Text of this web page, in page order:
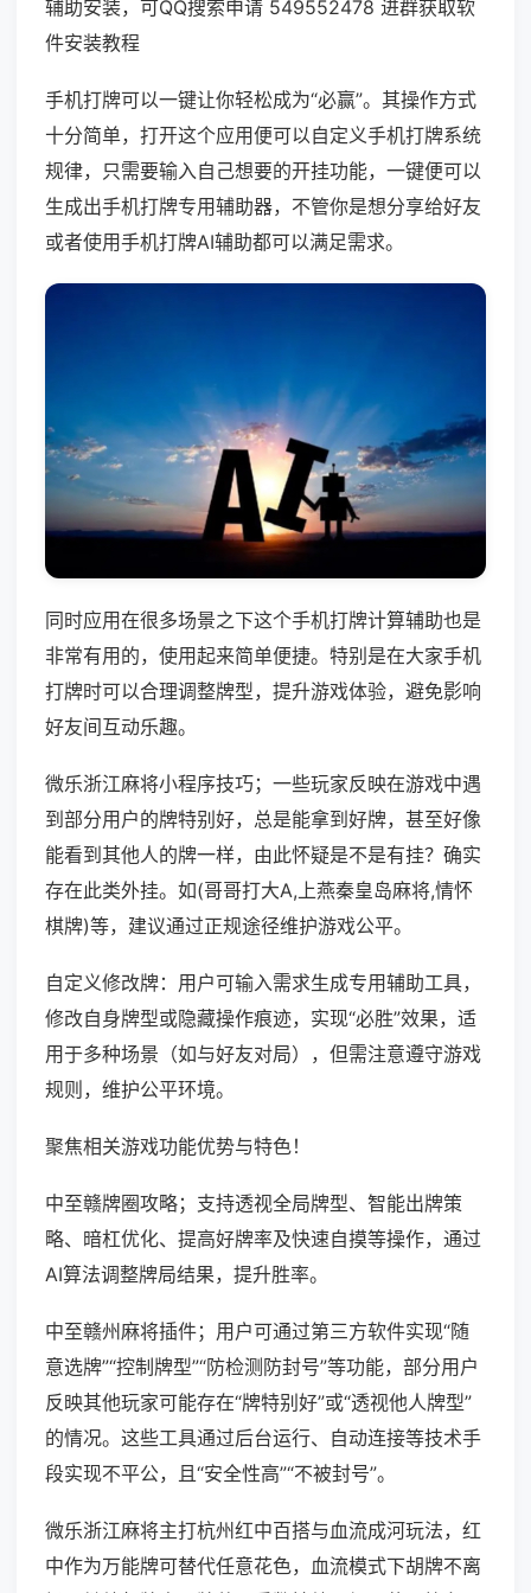
辅助安装，可QQ搜索申请 549552478 进群获取软
件安装教程
手机打牌可以一键让你轻松成为“必赢”。其操作方式
十分简单，打开这个应用便可以自定义手机打牌系统
规律，只需要输入自己想要的开挂功能，一键便可以
生成出手机打牌专用辅助器，不管你是想分享给好友
或者使用手机打牌AI辅助都可以满足需求。
同时应用在很多场景之下这个手机打牌计算辅助也是
非常有用的，使用起来简单便捷。特别是在大家手机
打牌时可以合理调整牌型，提升游戏体验，避免影响
好友间互动乐趣。
微乐浙江麻将小程序技巧；一些玩家反映在游戏中遇
到部分用户的牌特别好，总是能拿到好牌，甚至好像
能看到其他人的牌一样，由此怀疑是不是有挂？确实
存在此类外挂。如(哥哥打大A,上燕秦皇岛麻将,情怀
棋牌)等，建议通过正规途径维护游戏公平。
自定义修改牌：用户可输入需求生成专用辅助工具，
修改自身牌型或隐藏操作痕迹，实现“必胜”效果，适
用于多种场景（如与好友对局），但需注意遵守游戏
规则，维护公平环境。
聚焦相关游戏功能优势与特色！
中至赣牌圈攻略；支持透视全局牌型、智能出牌策
略、暗杠优化、提高好牌率及快速自摸等操作，通过
AI算法调整牌局结果，提升胜率。
中至赣州麻将插件；用户可通过第三方软件实现“随
意选牌”“控制牌型”“防检测防封号”等功能，部分用户
反映其他玩家可能存在“牌特别好”或“透视他人牌型”
的情况。这些工具通过后台运行、自动连接等技术手
段实现不平公，且“安全性高”“不被封号”。
微乐浙江麻将主打杭州红中百搭与血流成河玩法，红
中作为万能牌可替代任意花色，血流模式下胡牌不离